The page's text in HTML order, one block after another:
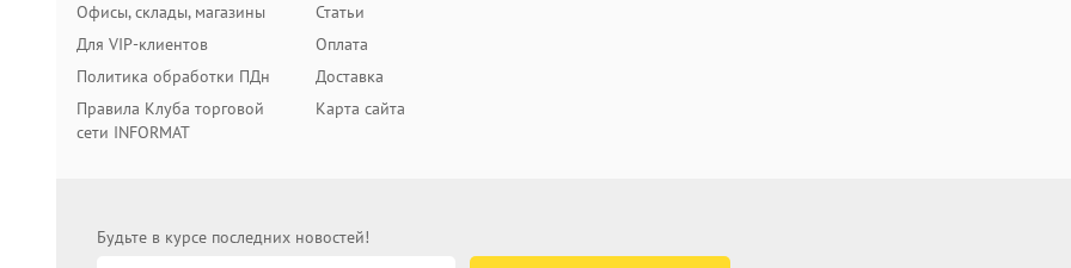
Офисы, склады, магазины
Для VIP-клиентов
Политика обработки ПДн
Правила Клуба торговой
сети INFORMAT
Статьи
Оплата
Доставка
Карта сайта
Будьте в курсе последних новостей!